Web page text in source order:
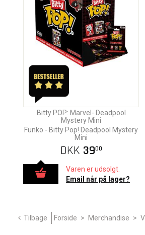
Bitty POP: Marvel- Deadpool
Mystery Mini
Funko - Bitty Pop! Deadpool Mystery
Mini
DKK 3900
Varen er udsolgt.
Email når på lager?
Tilbage Forside > Merchandise >